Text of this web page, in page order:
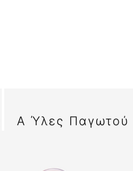
Α Ύλες Παγωτού